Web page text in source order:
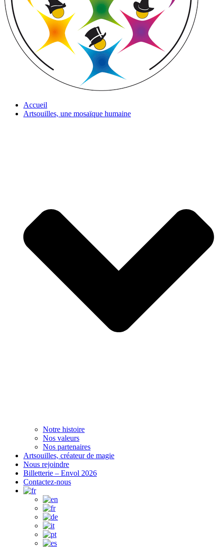
Accueil
Artsouilles, une mosaïque humaine
Notre histoire
Nos valeurs
Nos partenaires
Artsouilles, créateur de magie
Nous rejoindre
Billetterie – Envol 2026
Contactez-nous